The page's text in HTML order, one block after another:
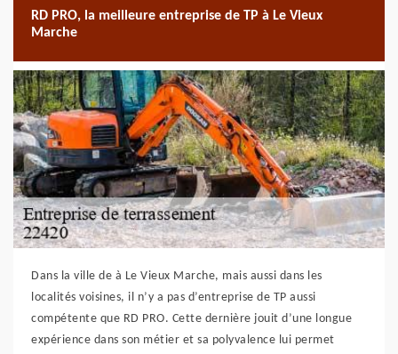
RD PRO, la meilleure entreprise de TP à Le Vieux
Marche
Dans la ville de à Le Vieux Marche, mais aussi dans les
localités voisines, il n’y a pas d’entreprise de TP aussi
compétente que RD PRO. Cette dernière jouit d’une longue
expérience dans son métier et sa polyvalence lui permet